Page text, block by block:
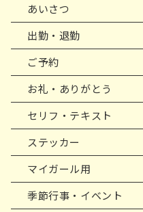
あいさつ
出勤・退勤
ご予約
お礼・ありがとう
セリフ・テキスト
ステッカー
マイガール用
季節行事・イベント